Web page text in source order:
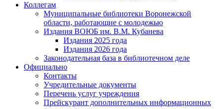
Коллегам
Муниципальные библиотеки Воронежской
области, работающие с молодежью
Издания ВОЮБ им. В.М. Кубанева
Издания 2025 года
Издания 2026 года
Законодательная база в библиотечном деле
Официально
Контакты
Учредительные документы
Перечень услуг учреждения
Прейскурант дополнительных информационных